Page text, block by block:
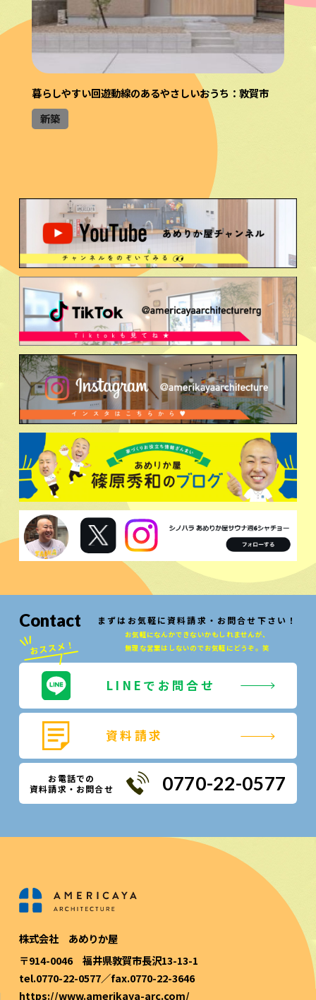
暮らしやすい回遊動線のあるやさしいおうち：敦賀市
新築
Contact まずはお気軽に資料請求・お問合せ下さい！
お気軽になんかできないかもしれませんが、
無理な営業はしないのでお気軽にどうぞ。笑
LINEでお問合せ
資料請求
お電話での
資料請求・お問合せ
0770-22-0577
株式会社 あめりか屋
〒914-0046 福井県敦賀市長沢13-13-1
tel.0770-22-0577／fax.0770-22-3646
https://www.amerikaya-arc.com/